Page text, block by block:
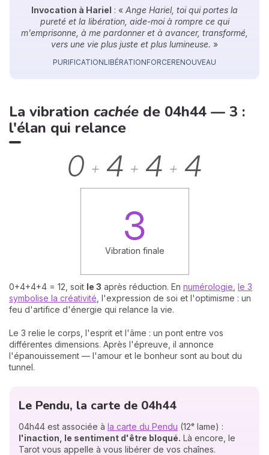
Invocation à Hariel : « Ange Hariel, toi qui portes la
pureté et la libération, aide-moi à rompre ce qui
m'emprisonne, à me pardonner et à avancer, transformé,
vers une vie plus juste et plus lumineuse. »
PURIFICATIONLIBÉRATIONFORCERENOUVEAU
La vibration cachée de 04h44 — 3 :
l'élan qui relance
0 + 4 + 4 + 4
3
Vibration finale
0+4+4+4 = 12, soit le 3 après réduction. En numérologie le 3
symbolise la créativité , l'expression de soi et l'optimisme : un
feu d'artifice d'énergie qui relance la vie.
Le 3 relie le corps, l'esprit et l'âme : un pont entre vos
différentes dimensions. Après l'épreuve, il annonce
l'épanouissement — l'amour et le bonheur sont au bout du
tunnel.
Le Pendu, la carte de 04h44
04h44 est associée à la carte du Pendu (12ᵉ lame) :
l'inaction, le sentiment d'être bloqué. Là encore, le
Tarot vous appelle à vous libérer de vos chaînes.